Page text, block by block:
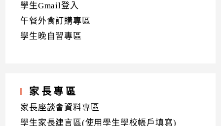
學生Gmail登入
午餐外食訂購專區
學生晚自習專區
家長專區
家長座談會資料專區
學生家長建言區(使用學生學校帳戶填寫)